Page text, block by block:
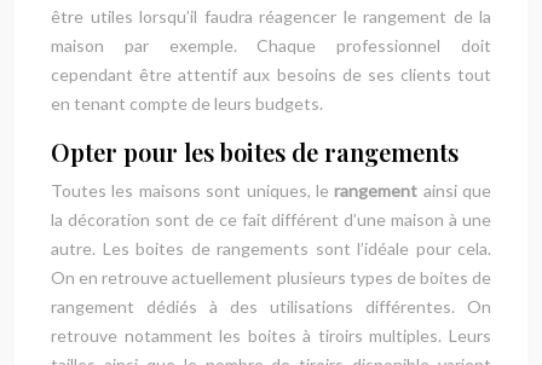
être utiles lorsqu’il faudra réagencer le rangement de la
maison par exemple. Chaque professionnel doit
cependant être attentif aux besoins de ses clients tout
en tenant compte de leurs budgets.
Opter pour les boites de rangements
Toutes les maisons sont uniques, lerangement ainsi que
la décoration sont de ce fait différent d’une maison à une
autre. Les boites de rangements sont l’idéale pour cela.
On en retrouve actuellement plusieurs types de boites de
rangement dédiés à des utilisations différentes. On
retrouve notamment les boites à tiroirs multiples. Leurs